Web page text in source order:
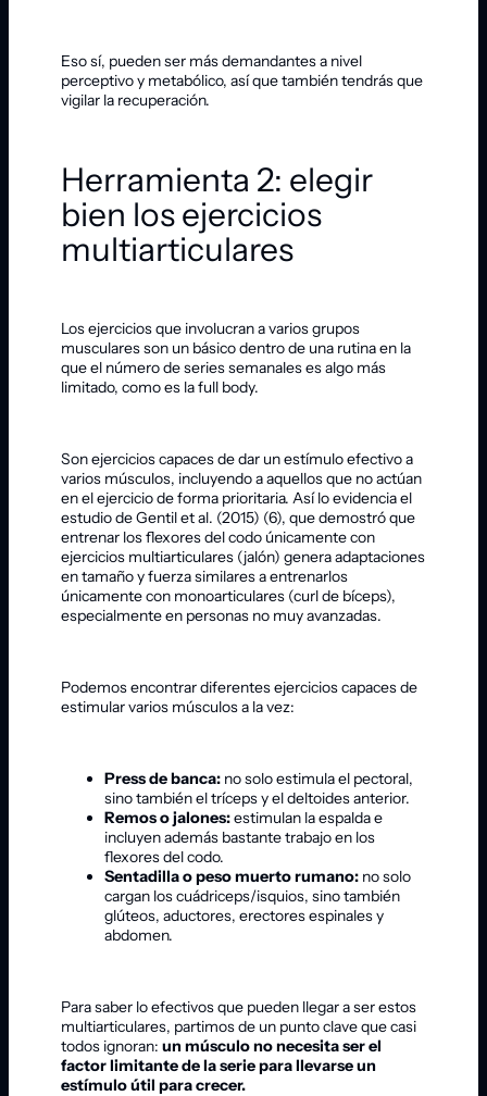
Eso sí, pueden ser más demandantes a nivel
perceptivo y metabólico, así que también tendrás que
vigilar la recuperación.
Herramienta 2: elegir
bien los ejercicios
multiarticulares
Los ejercicios que involucran a varios grupos
musculares son un básico dentro de una rutina en la
que el número de series semanales es algo más
limitado, como es la full body.
Son ejercicios capaces de dar un estímulo efectivo a
varios músculos, incluyendo a aquellos que no actúan
en el ejercicio de forma prioritaria. Así lo evidencia el
estudio de Gentil et al. (2015) (6), que demostró que
entrenar los flexores del codo únicamente con
ejercicios multiarticulares (jalón) genera adaptaciones
en tamaño y fuerza similares a entrenarlos
únicamente con monoarticulares (curl de bíceps),
especialmente en personas no muy avanzadas.
Podemos encontrar diferentes ejercicios capaces de
estimular varios músculos a la vez:
Press de banca: no solo estimula el pectoral,
sino también el tríceps y el deltoides anterior.
Remos o jalones:estimulan la espalda e
incluyen además bastante trabajo en los
flexores del codo.
Sentadilla o peso muerto rumano: no solo
cargan los cuádriceps/isquios, sino también
glúteos, aductores, erectores espinales y
abdomen.
Para saber lo efectivos que pueden llegar a ser estos
multiarticulares, partimos de un punto clave que casi
todos ignoran: un músculo no necesita ser el
factor limitante de la serie para llevarse un
estímulo útil para crecer.